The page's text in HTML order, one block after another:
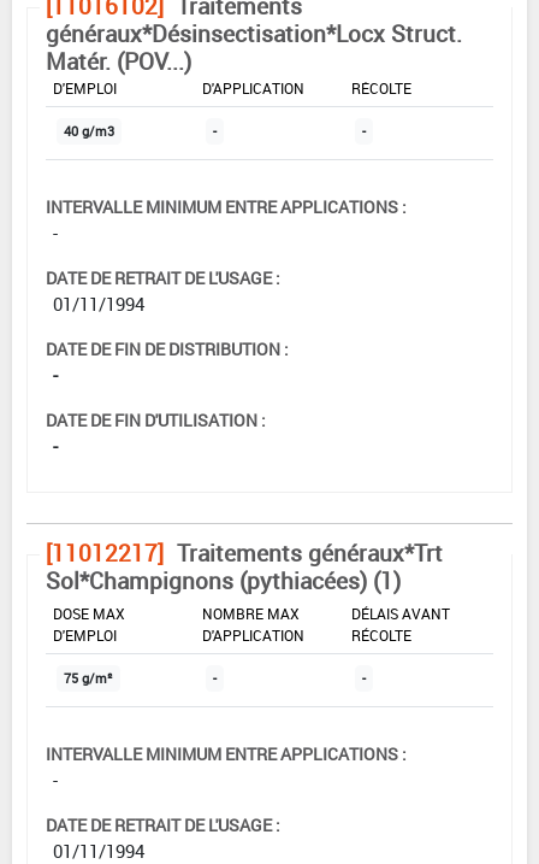
généraux*Désinsectisation*Locx Struct.
Matér. (POV...)
DOSE MAX
D'EMPLOI
D'APPLICATION
RÉCOLTE
40 g/m3 - -
INTERVALLE MINIMUM ENTRE APPLICATIONS :
-
DATE DE RETRAIT DE L'USAGE :
01/11/1994
DATE DE FIN DE DISTRIBUTION :
-
DATE DE FIN D'UTILISATION :
-
[11012217] Traitements généraux*Trt
Sol*Champignons (pythiacées) (1)
DOSE MAX
D'EMPLOI
NOMBRE MAX
D'APPLICATION
DÉLAIS AVANT
RÉCOLTE
75 g/m² - -
INTERVALLE MINIMUM ENTRE APPLICATIONS :
-
DATE DE RETRAIT DE L'USAGE :
01/11/1994